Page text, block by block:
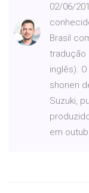
02/06/
Brasil
tradução
inglês).
shonen
Suzuki,
em